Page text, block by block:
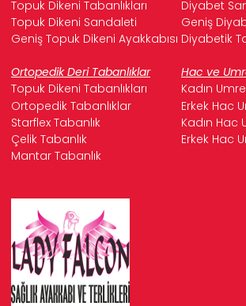
Topuk Dikeni Tabanlıkları
Diyabet
Topuk Dikeni Sandaleti
Geniş
Geniş Topuk Dikeni Ayakkabısı Diyabetik
Ortopedik Deri Tabanlıklar
Hac ve
Topuk Dikeni Tabanlıkları
Kadın
Ortopedik Tabanlıklar
Erkek Hac
Starflex Tabanlık
Kadın Hac
Çelik Tabanlık
Erkek Hac
Mantar Tabanlık